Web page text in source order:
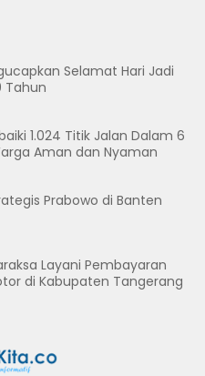
Selamat Hari Jadi
Tahun
1.024 Titik Jalan Dalam 6
Aman dan Nyaman
Prabowo di Banten
Layani Pembayaran
di Kabupaten Tangerang